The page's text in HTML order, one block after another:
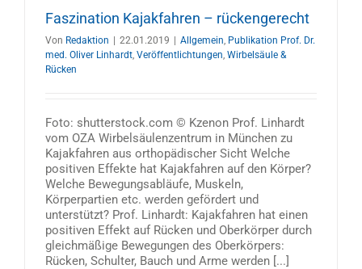
Faszination Kajakfahren – rückengerecht
Von Redaktion 22.01.2019 Allgemein, Publikation Prof. Dr.
med. Oliver Linhardt, Veröffentlichtungen, Wirbelsäule &
Rücken
Foto: shutterstock.com © Kzenon Prof. Linhardt
vom OZA Wirbelsäulenzentrum in München zu
Kajakfahren aus orthopädischer Sicht Welche
positiven Effekte hat Kajakfahren auf den Körper?
Welche Bewegungsabläufe, Muskeln,
Körperpartien etc. werden gefördert und
unterstützt? Prof. Linhardt: Kajakfahren hat einen
positiven Effekt auf Rücken und Oberkörper durch
gleichmäßige Bewegungen des Oberkörpers:
Rücken, Schulter, Bauch und Arme werden [...]